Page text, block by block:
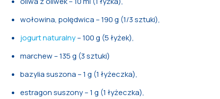
wołowina, polędwica – 190 g (1/3 sztuki),
jogurt naturalny– 100 g (5 łyżek),
marchew – 135 g (3 sztuki)
bazylia suszona – 1 g (1 łyżeczka),
estragon suszony – 1 g (1 łyżeczka),